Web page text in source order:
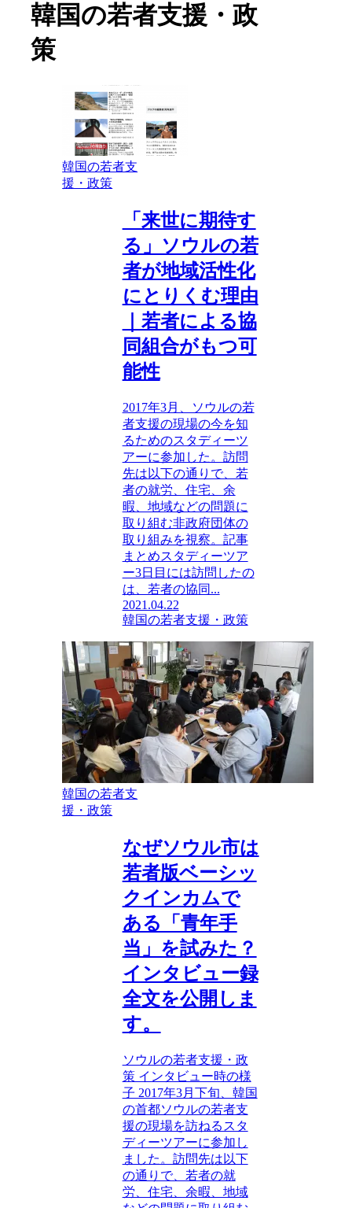
韓国の若者支援・政
策
韓国の若者支
援・政策
「来世に期待す
る」ソウルの若
者が地域活性化
にとりくむ理由
｜若者による協
同組合がもつ可
能性
2017年3月、ソウルの若
者支援の現場の今を知
るためのスタディーツ
アーに参加した。訪問
先は以下の通りで、若
者の就労、住宅、余
暇、地域などの問題に
取り組む非政府団体の
取り組みを視察。記事
まとめスタディーツア
ー3日目には訪問したの
は、若者の協同...
2021.04.22
韓国の若者支援・政策
韓国の若者支
援・政策
なぜソウル市は
若者版ベーシッ
クインカムで
ある「青年手
当」を試みた？
インタビュー録
全文を公開しま
す。
ソウルの若者支援・政
策 インタビュー時の様
子 2017年3月下旬、韓国
の首都ソウルの若者支
援の現場を訪ねるスタ
ディーツアーに参加し
ました。訪問先は以下
の通りで、若者の就
労、住宅、余暇、地域